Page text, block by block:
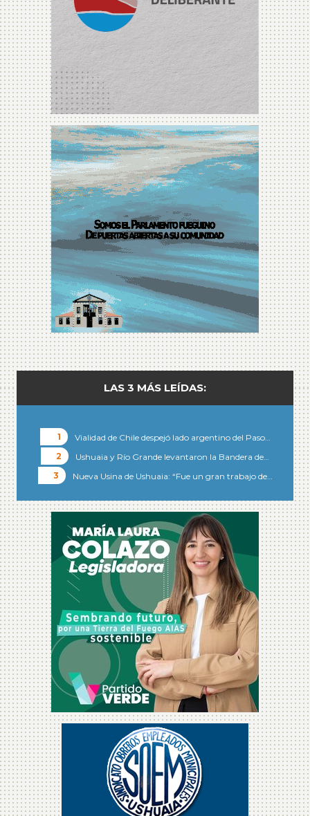
LAS 3 MÁS LEÍDAS:
Vialidad de Chile despejó lado argentino del Paso…
Ushuaia y Río Grande levantaron la Bandera de…
Nueva Usina de Ushuaia: “Fue un gran trabajo de…